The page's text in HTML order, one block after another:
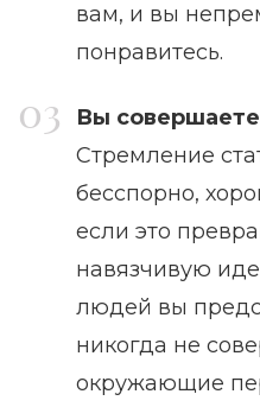
вам, и вы
понравитесь.
Вы
Стремление
бесспорно,
если это
навязчивую
людей вы
никогда не
окружающие